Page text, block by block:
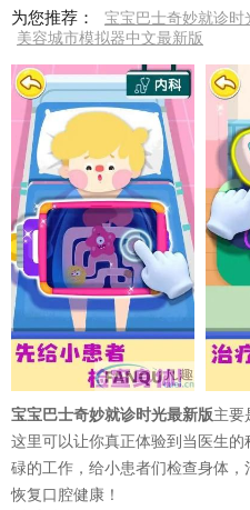
为您推荐： 宝宝巴士奇妙就诊时
美容城市模拟器中文最新版
宝宝巴士奇妙就诊时光最新版主要
这里可以让你真正体验到当医生
碌的工作，给小患者们检查身体，
恢复口腔健康！